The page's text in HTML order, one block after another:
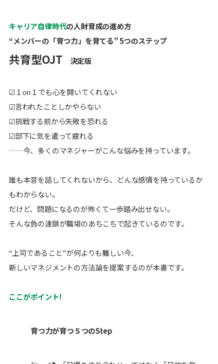
キャリア自律時代の人財育成の進め方
“メンバーの「育つ力」を育てる” 5つのステップ
共育型OJT 決定版
☑１on１でも心を開いてくれない
☑言われたことしかやらない
☑挑戦する前から失敗を恐れる
☑部下に気を遣って疲れる
……今、多くのマネジャーがこんな悩みを持っています。
誰も本音を話してくれないから、どんな感情を持っているか
もわからない。
だけど、問題になるのが怖くて一歩踏み出せない。
そんな負の連鎖が職場のあちこちで起きているのです。
“上司であること”が何よりも難しい今、
新しいマネジメントの方法論を提案するのが本書です。
ここがポイント!
育つ力が育つ５つのStep